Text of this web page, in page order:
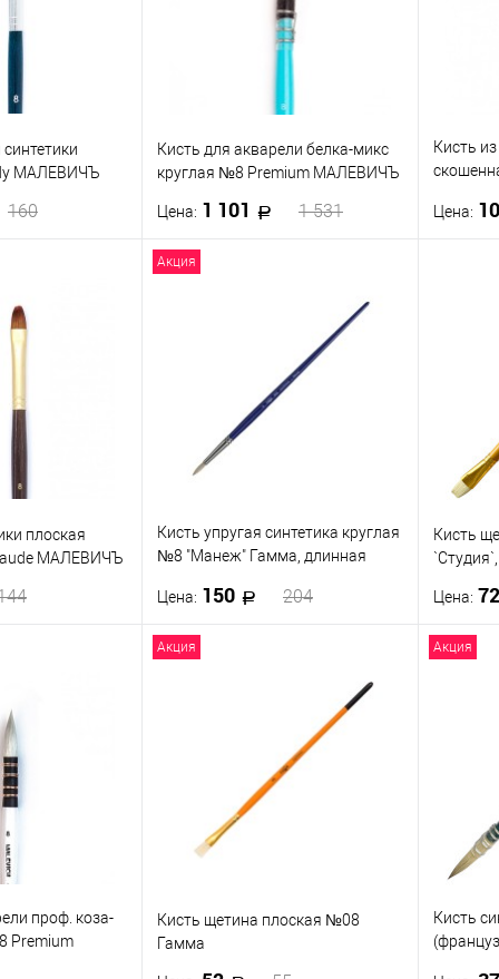
МАЛЕВИЧЪ
160
Кисть для акварели белка-микс
круглая №8 Premium МАЛЕВИЧЪ
Цена: 1 101 1 531
К сравнению
Кисть
Цена:
плоская
МАЛЕВИЧЪ
Акция
Кисть упругая синтетика круглая
№8 "Манеж" Гамма, длинная
Цена: 150 204
К сравнению
Кисть
Цена: 72
проф. коза-
Premium
Акция
Кисть щетина плоская №08
Гамма
Акция
Кисть